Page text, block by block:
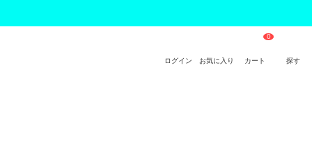
ログイン お気に入り カート 探す